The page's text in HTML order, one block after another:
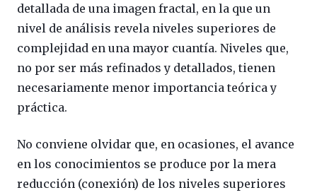
detallada de una imagen fractal, en la que un
nivel de análisis revela niveles superiores de
complejidad en una mayor cuantía. Niveles que,
no por ser más refinados y detallados, tienen
necesariamente menor importancia teórica y
práctica.
No conviene olvidar que, en ocasiones, el avance
en los conocimientos se produce por la mera
reducción (conexión) de los niveles superiores